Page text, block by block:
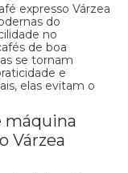
expresso Várzea
do
no
de boa
se tornam
e
elas evitam o
máquina
Várzea